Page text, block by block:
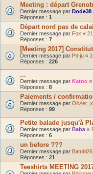
Meeting : départ
Dernier message par Dode38
Réponses : 1
Départ nord pas de
Dernier message par Fox «
Réponses : 7
[Meeting 2017]
Dernier message par Pti-ju «
Réponses : 226
...
Dernier message par Katoo «
Réponses : 8
Paiements /
Dernier message par
Réponses : 99
Petite balade jusqu'à
Dernier message par Baba «
Réponses : 6
un before ???
Dernier message par Bambi26
Réponses : 21
Teeshirts MEETING